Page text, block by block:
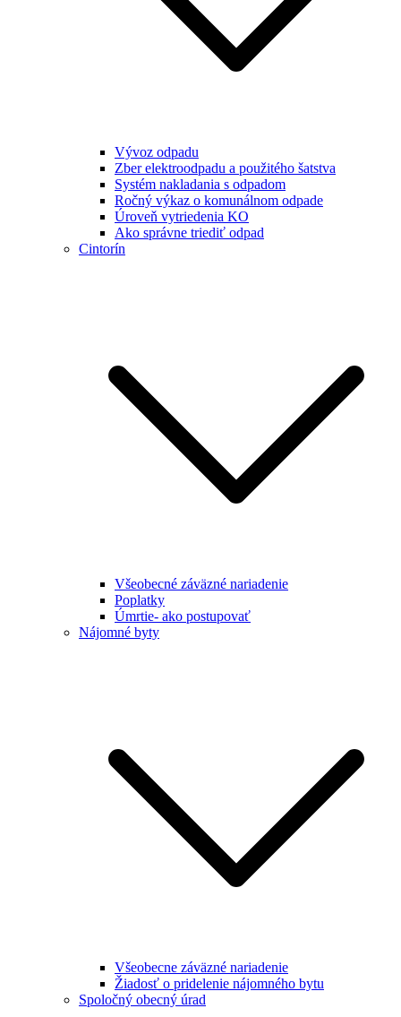
Vývoz odpadu
Zber elektroodpadu a použitého šatstva
Systém nakladania s odpadom
Ročný výkaz o komunálnom odpade
Úroveň vytriedenia KO
Ako správne triediť odpad
Cintorín
Všeobecné záväzné nariadenie
Poplatky
Úmrtie- ako postupovať
Nájomné byty
Všeobecne záväzné nariadenie
Žiadosť o pridelenie nájomného bytu
Spoločný obecný úrad